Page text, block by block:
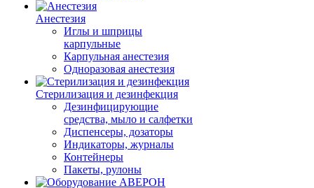
Анестезия
Иглы и шприцы
карпульные
Карпульная анестезия
Одноразовая анестезия
Стерилизация и дезинфекция
Дезинфицирующие
средства, мыло и салфетки
Диспенсеры, дозаторы
Индикаторы, журналы
Контейнеры
Пакеты, рулоны